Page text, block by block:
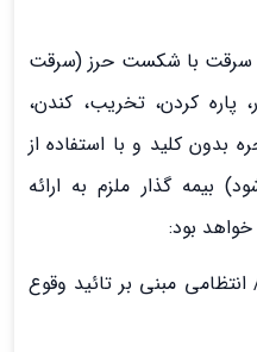
سرقت با شکست حرز (سرقت
پاره کردن، تخریب، کندن،
بدون کلید و با استفاده از
بیمه گذار ملزم به ارائه
بود:
مبنی بر تائید وقوع